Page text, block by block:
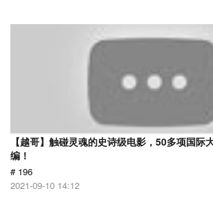
【越哥】触碰灵魂的史诗级电影，50多项国际
编！
# 196
2021-09-10 14:12